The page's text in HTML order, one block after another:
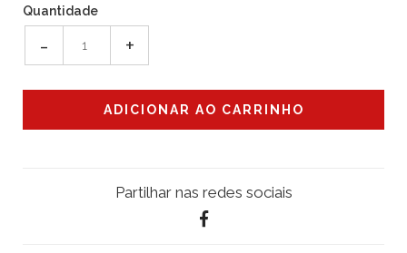
Quantidade
- +
Partilhar nas redes sociais